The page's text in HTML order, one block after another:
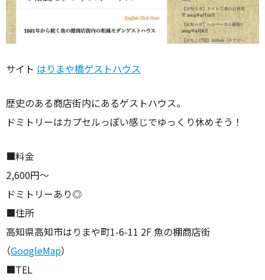
サイト はりまや橋ゲストハウス
歴史のある商店街内にあるゲストハウス。
ドミトリーはカプセルっぽい感じでゆっくり休めそう！
■料金
2,600円〜
ドミトリーあり◎
■住所
高知県高知市はりまや町1-6-11 2F 魚の棚商店街
（GoogleMap）
■TEL